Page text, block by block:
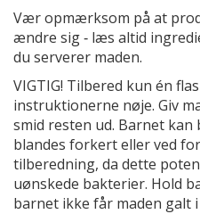
Vær opmærksom på at
ændre sig ‐ læs altid
du serverer maden.
VIGTIG! Tilbered kun én
instruktionerne nøje. Giv
smid resten ud. Barnet
blandes forkert eller ved
tilberedning, da dette
uønskede bakterier. Hold
barnet ikke får maden galt i